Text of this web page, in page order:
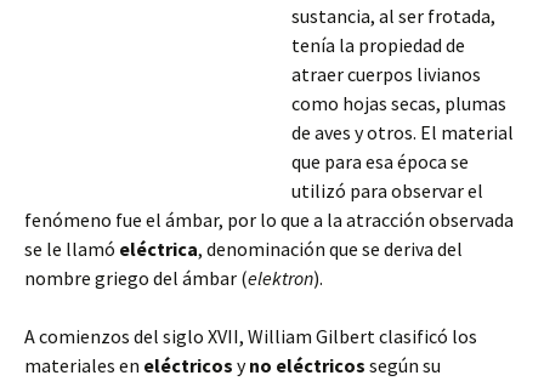
sustancia, al ser frotada,
tenía la propiedad de
atraer cuerpos livianos
como hojas secas, plumas
de aves y otros. El material
que para esa época se
utilizó para observar el
fenómeno fue el ámbar, por lo que a la atracción observada
se le llamó eléctrica, denominación que se deriva del
nombre griego del ámbar (elektron).
A comienzos del siglo XVII, William Gilbert clasificó los
materiales en eléctricos yno eléctricos según su